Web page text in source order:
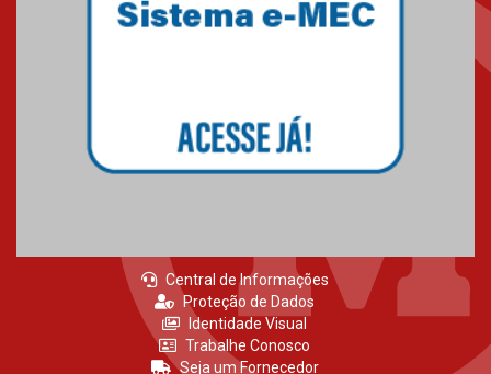
25.10.2024
Brasília conquistam medalhas
em importantes competições
de Matemática
04.10.2024
Central de Informações
Proteção de Dados
Identidade Visual
Trabalhe Conosco
Seja um Fornecedor